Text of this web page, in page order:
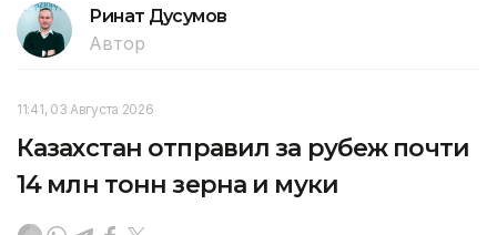
Ринат Дусумов
Автор
11:41, 03 Августа 2026
Казахстан отправил за рубеж почти
14 млн тонн зерна и муки